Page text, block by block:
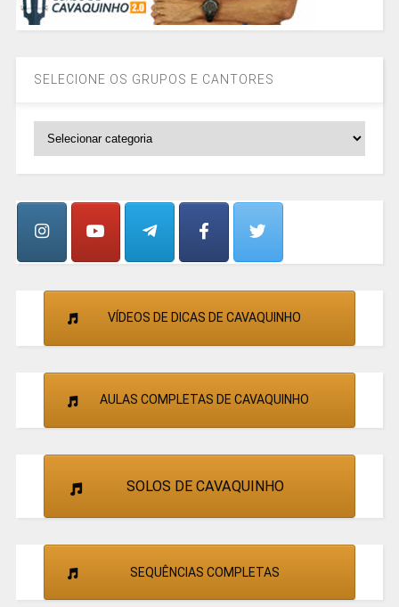
SELECIONE OS GRUPOS E CANTORES
CANTORES
VÍDEOS DE DICAS DE CAVAQUINHO
AULAS COMPLETAS DE CAVAQUINHO
SOLOS DE CAVAQUINHO
SEQUÊNCIAS COMPLETAS